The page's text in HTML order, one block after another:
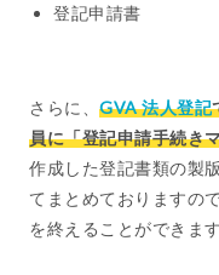
登記申請書
さらに、 GVA 法人登記
員に「登記申請手続き
作成した登記書類の製
てまとめておりますの
を終えることができます